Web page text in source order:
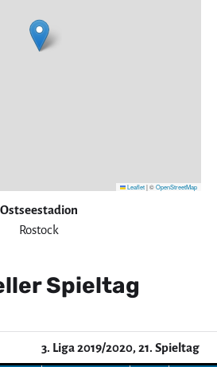
Leaflet|©OpenStreetMap
Ostseestadion
Rostock
Spieltag
3. Liga 2019/2020, 21. Spieltag